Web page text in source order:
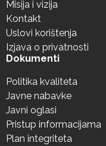
Misija i vizija
Kontakt
Uslovi korištenja
Izjava o privatnosti
Dokumenti
Politika kvaliteta
Javne nabavke
Javni oglasi
Pristup informacijama
Plan integriteta